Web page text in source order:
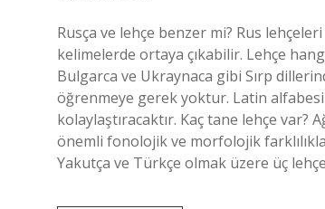
Rusça ve lehçe benzer mi? Rus
kelimelerde ortaya çıkabilir. Lehçe
Bulgarca ve Ukraynaca gibi Sırp
öğrenmeye gerek yoktur. Latin
kolaylaştıracaktır. Kaç tane lehçe var?
önemli fonolojik ve morfolojik
Yakutça ve Türkçe olmak üzere üç